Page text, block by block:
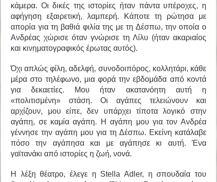
κάμερα. Οι δικές της ιστορίες ήταν πάντα υπέροχες, η
αφήγηση εξαιρετική, λαμπερή. Κάποτε τη ρώτησα με
απορία για τη βαθιά φιλία της με τη Δέσπω, την οποία ο
Ανδρέας χώρισε όταν γνώρισε τη Λίλυ (ήταν ακαριαίος
και κινηματογραφικός έρωτας αυτός).
Όχι απλώς φίλη, αδελφή, συνοδοιπόρος, κολλητάρι, κάθε
μέρα στο τηλέφωνο, μια φορά την εβδομάδα από κοντά
για δεκαετίες. Μου ήταν ακατανόητη αυτή η
«πολιτισμένη» στάση. Οι αγάπες τελειώνουν και
αρχίζουν, μου είπε, δεν υπάρχει τίποτα λογικό στην
αγάπη, σε καμία αγάπη. Η αγάπη μου για τον Ανδρέα
γέννησε την αγάπη μου για τη Δέσπω. Εκείνη κατάλαβε
πόσο την αγάπησα και με αγάπησε κι αυτή. Ένα
γαϊτανάκι από ιστορίες η ζωή, νονά.
Η λέξη θέατρο, έλεγε η Stella Adler, η σπουδαία του